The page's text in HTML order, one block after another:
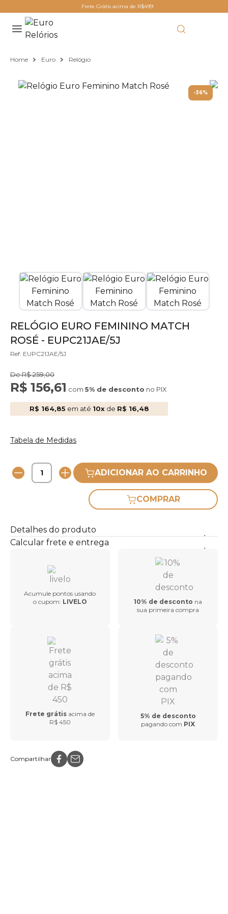
Frete Grátis acima de R$499
Home Euro Relógio
-36%
RELÓGIO EURO FEMININO MATCH
ROSÉ - EUPC21JAE/5J
Ref: EUPC21JAE/5J
De R$ 259,00
R$ 156,61 com 5% de desconto no PIX
R$ 164,85 em até 10xde R$ 16,48
Tabela de Medidas
ADICIONAR AO CARRINHO
COMPRAR
Detalhes do produto
Calcular frete e entrega
Acumule pontos usando
o cupom: LIVELO 10% de desconto na
sua primeira compra
Frete grátis acima de
R$ 450
5% de desconto
pagando com PIX
Compartilhar